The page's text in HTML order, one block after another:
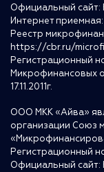
Официальный сайт:
Интернет приемная:
Реестр
https://cbr.ru/
Регистрационный
Микрофинансовых
17.11.2011г.
ООО МКК «Айва»
организации Союз
Регистрационный
Официальный сайт: